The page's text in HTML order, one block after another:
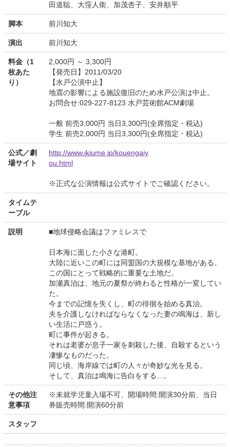
田道聡、大窪人衛、加茂杏子、安井順平
脚本 前川知大
演出 前川知大
料金（1
枚あた
り）
2,000円 ～ 3,300円
【発売日】2011/03/20
【水戸公演中止】
地震の影響による施設復旧のため水戸公演は中止。
お問合せ:029-227-8123 水戸芸術館ACM劇場
一般 前売3,000円 当日3,300円(全席指定・税込)
学生 前売2,000円 当日3,300円(全席指定・税込)
公式／劇
場サイト
http://www.ikiume.jp/kouengaiy
ou.html
※正式な公演情報は公式サイトでご確認ください。
タイムテ
ーブル
説明 ■地球侵略会議はファミレスで
日本海に面した小さな港町。
大陸に近いこの町には同盟国の大規模な基地がある。
この国にとって戦略的に重要な土地だ。
加瀬真治は、地元の夏祭が終わると性格が一変してい
た。
今までの記憶を失くし、町の徘徊を始める真治。
夫を介護しなければならなくなった妻の鳴海は、新し
い生活に戸惑う。
町に事件が起きる。
それは老婆が息子一家を刺殺した後、自殺するという
凄惨なものだった。
同じ頃、海岸線では町の人々が奇妙な光を見る。
そして、真治は鳴海に告白をする…。
その他注
意事項
※未就学児童入場不可、開場時間:開演30分前、当日
券販売時間:開演60分前
スタッフ